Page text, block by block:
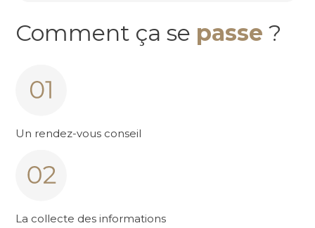
Comment ça se passe ?
Un rendez-vous conseil
La collecte des informations